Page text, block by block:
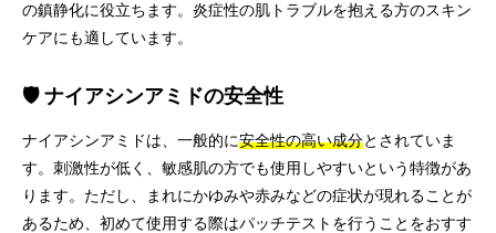
の鎮静化に役立ちます。炎症性の肌トラブルを抱える方のスキン
ケアにも適しています。
🛡️ ナイアシンアミドの安全性
ナイアシンアミドは、一般的に安全性の高い成分とされていま
す。刺激性が低く、敏感肌の方でも使用しやすいという特徴があ
ります。ただし、まれにかゆみや赤みなどの症状が現れることが
あるため、初めて使用する際はパッチテストを行うことをおすす